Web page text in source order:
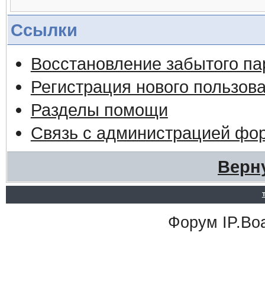
Ссылки
Восстановление забытого
Регистрация нового
Разделы помощи
Связь с администрацией
Форум